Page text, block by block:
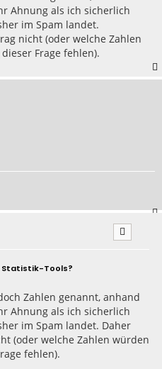
Ahnung als ich sicherlich
im Spam landet.
nicht (oder welche Zahlen
Frage fehlen).
Statistik-Tools?
Zahlen genannt, anhand
Ahnung als ich sicherlich
im Spam landet. Daher
(oder welche Zahlen würden
fehlen).